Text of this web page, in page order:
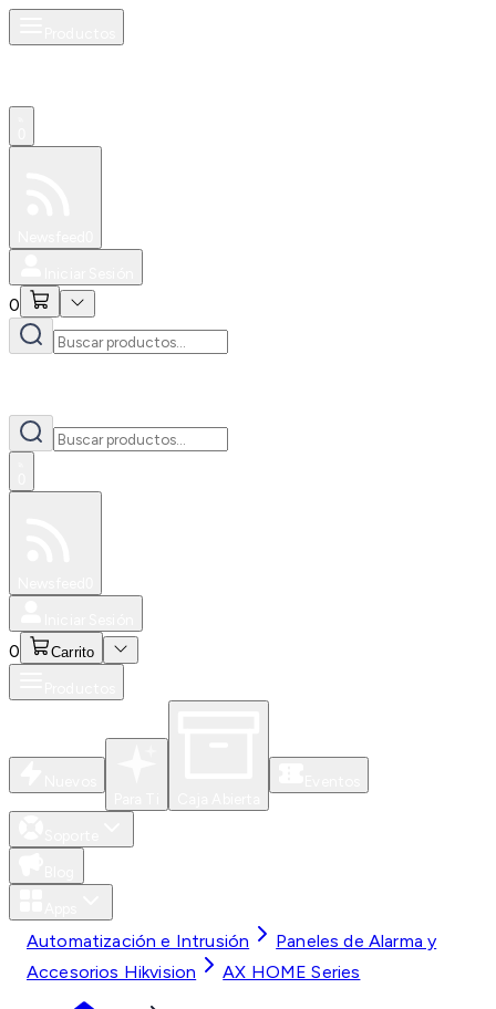
0
0 Carrito
Automatización e Intrusión
Paneles de Alarma y
Accesorios Hikvision
AX HOME Series